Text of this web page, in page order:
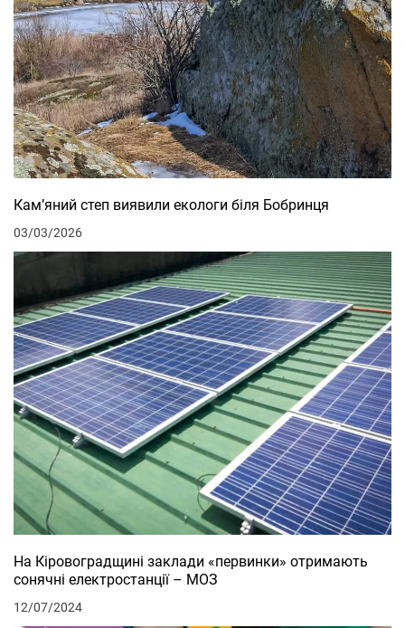
Кам’яний степ виявили екологи біля Бобринця
03/03/2026
На Кіровоградщині заклади «первинки» отримають
сонячні електростанції – МОЗ
12/07/2024